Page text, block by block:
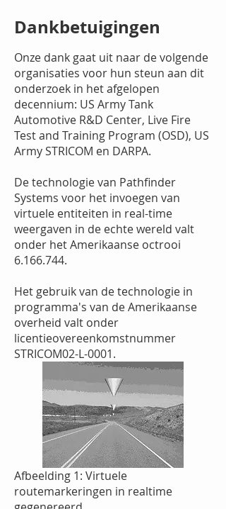
Dankbetuigingen
Onze dank gaat uit naar de volgende
organisaties voor hun steun aan dit
onderzoek in het afgelopen
decennium: US Army Tank
Automotive R&D Center, Live Fire
Test and Training Program (OSD), US
Army STRICOM en DARPA.
De technologie van Pathfinder
Systems voor het invoegen van
virtuele entiteiten in real-time
weergaven in de echte wereld valt
onder het Amerikaanse octrooi
6.166.744.
Het gebruik van de technologie in
programma's van de Amerikaanse
overheid valt onder
licentieovereenkomstnummer
STRICOM02-L-0001.
Afbeelding 1: Virtuele
routemarkeringen in realtime